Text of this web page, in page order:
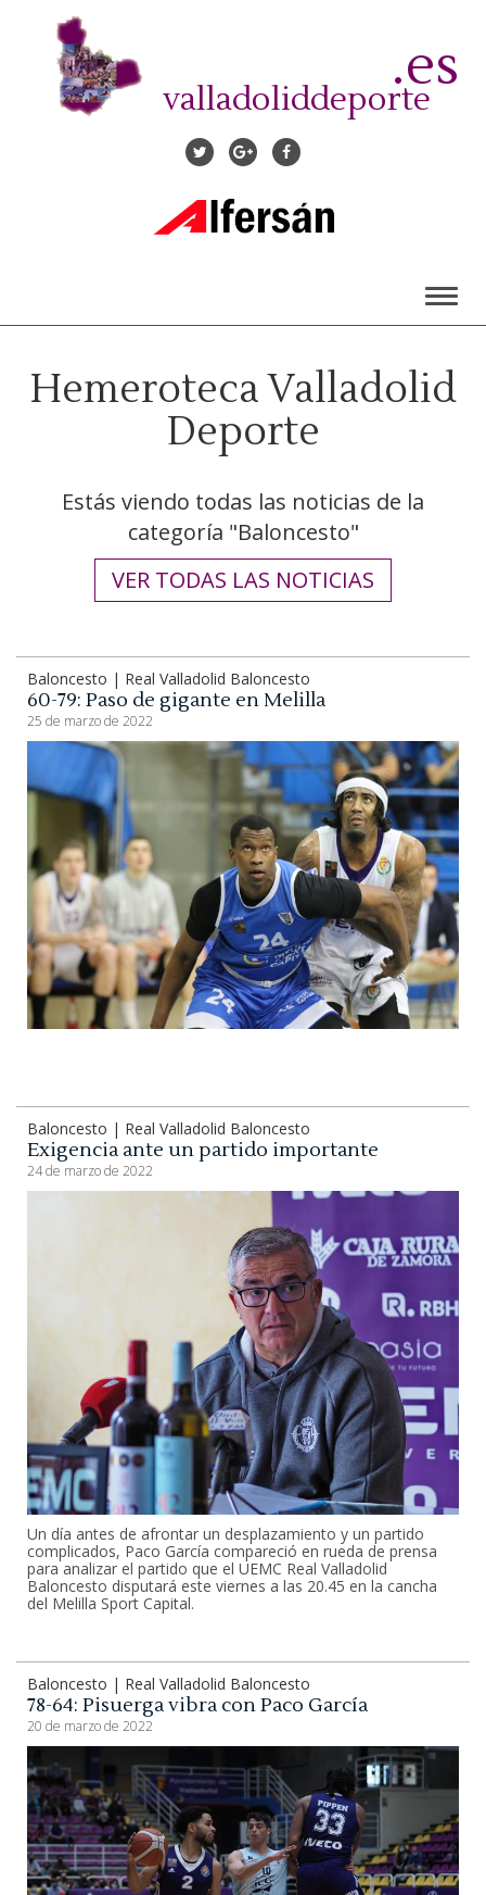
contenido
valladoliddeporte
.es
Hemeroteca Valladolid
Deporte
Estás viendo todas las noticias de la
categoría "Baloncesto"
VER TODAS LAS NOTICIAS
Baloncesto | Real Valladolid Baloncesto
60-79: Paso de gigante en Melilla
25 de marzo de 2022
Baloncesto | Real Valladolid Baloncesto
Exigencia ante un partido importante
24 de marzo de 2022
Un día antes de afrontar un desplazamiento y un partido
complicados, Paco García compareció en rueda de prensa
para analizar el partido que el UEMC Real Valladolid
Baloncesto disputará este viernes a las 20.45 en la cancha
del Melilla Sport Capital.
Baloncesto | Real Valladolid Baloncesto
78-64: Pisuerga vibra con Paco García
20 de marzo de 2022